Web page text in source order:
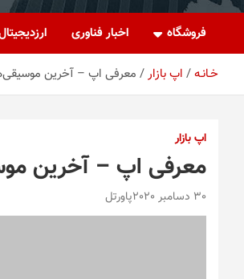
فروشگاه اخبار فناوری
خـانـه اپ بازار معرفی اپ – آخرین
اپ بازار
معرفی اپ – آخرین
30 دسامبر 2020 پاورتل